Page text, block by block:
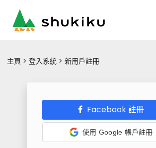
主頁 登入系統 新用戶註冊
Facebook 註冊
使用 Google 帳戶註冊